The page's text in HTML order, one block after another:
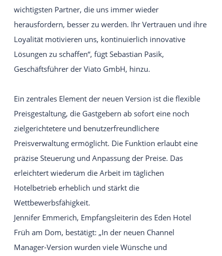
wichtigsten Partner, die uns immer wieder
herausfordern, besser zu werden. Ihr Vertrauen und ihre
Loyalität motivieren uns, kontinuierlich innovative
Lösungen zu schaffen“, fügt Sebastian Pasik,
Geschäftsführer der Viato GmbH, hinzu.
Ein zentrales Element der neuen Version ist die flexible
Preisgestaltung, die Gastgebern ab sofort eine noch
zielgerichtetere und benutzerfreundlichere
Preisverwaltung ermöglicht. Die Funktion erlaubt eine
präzise Steuerung und Anpassung der Preise. Das
erleichtert wiederum die Arbeit im täglichen
Hotelbetrieb erheblich und stärkt die
Wettbewerbsfähigkeit.
Jennifer Emmerich, Empfangsleiterin des Eden Hotel
Früh am Dom, bestätigt: „In der neuen Channel
Manager-Version wurden viele Wünsche und